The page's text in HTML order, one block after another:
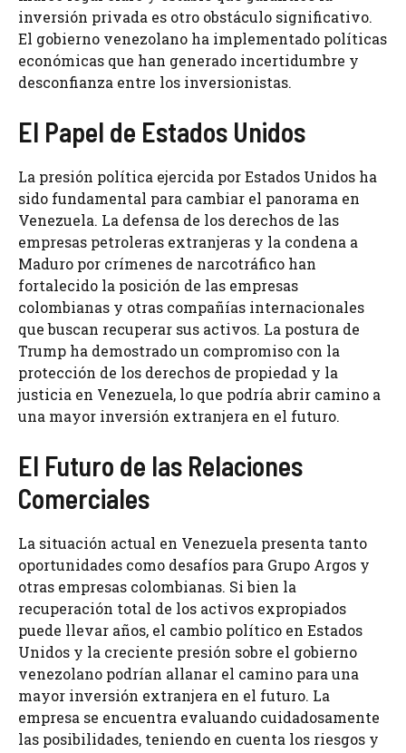
inversión privada es otro obstáculo significativo.
El gobierno venezolano ha implementado políticas
económicas que han generado incertidumbre y
desconfianza entre los inversionistas.
El Papel de Estados Unidos
La presión política ejercida por Estados Unidos ha
sido fundamental para cambiar el panorama en
Venezuela. La defensa de los derechos de las
empresas petroleras extranjeras y la condena a
Maduro por crímenes de narcotráfico han
fortalecido la posición de las empresas
colombianas y otras compañías internacionales
que buscan recuperar sus activos. La postura de
Trump ha demostrado un compromiso con la
protección de los derechos de propiedad y la
justicia en Venezuela, lo que podría abrir camino a
una mayor inversión extranjera en el futuro.
El Futuro de las Relaciones
Comerciales
La situación actual en Venezuela presenta tanto
oportunidades como desafíos para Grupo Argos y
otras empresas colombianas. Si bien la
recuperación total de los activos expropiados
puede llevar años, el cambio político en Estados
Unidos y la creciente presión sobre el gobierno
venezolano podrían allanar el camino para una
mayor inversión extranjera en el futuro. La
empresa se encuentra evaluando cuidadosamente
las posibilidades, teniendo en cuenta los riesgos y